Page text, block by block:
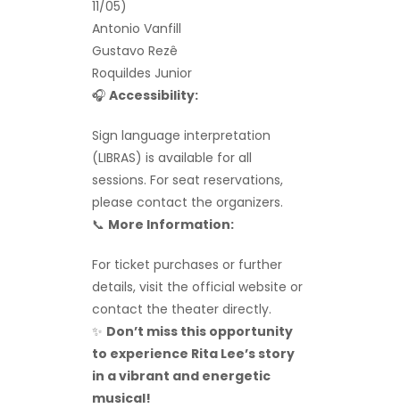
11/05)
Antonio Vanfill
Gustavo Rezê
Roquildes Junior
🎧 Accessibility:
Sign language interpretation
(LIBRAS) is available for all
sessions. For seat reservations,
please contact the organizers.
📞 More Information:
For ticket purchases or further
details, visit the official website or
contact the theater directly.
✨ Don’t miss this opportunity
to experience Rita Lee’s story
in a vibrant and energetic
musical!